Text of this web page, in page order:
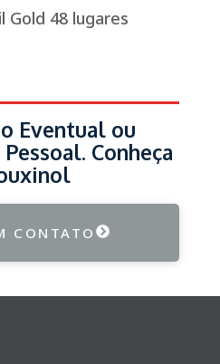
Gold 48 lugares
Eventual ou
Conheça
CONTATO